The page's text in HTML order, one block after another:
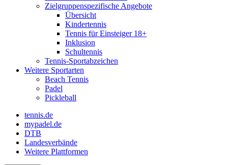
Zielgruppenspezifische Angebote
Übersicht
Kindertennis
Tennis für Einsteiger 18+
Inklusion
Schultennis
Tennis-Sportabzeichen
Weitere Sportarten
Beach Tennis
Padel
Pickleball
tennis.de
mypadel.de
DTB
Landesverbände
Weitere Plattformen